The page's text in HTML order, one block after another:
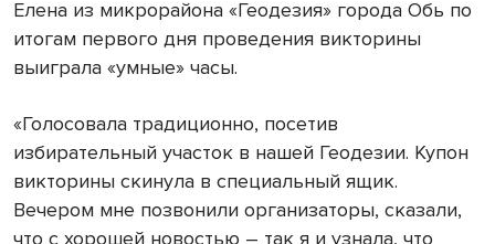
Елена из микрорайона «Геодезия» города Обь по
итогам первого дня проведения викторины
выиграла «умные» часы.
«Голосовала традиционно, посетив
избирательный участок в нашей Геодезии. Купон
викторины скинула в специальный ящик.
Вечером мне позвонили организаторы, сказали,
что с хорошей новостью – так я и узнала, что